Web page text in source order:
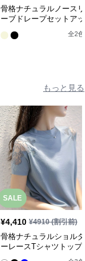
骨格ナチュラルノースリ
ーブドレープセットアッ
全2色
もっと見る
SALE
¥4,410 ¥4910(割引前)
骨格ナチュラルショルダ
ーレースTシャツトップ